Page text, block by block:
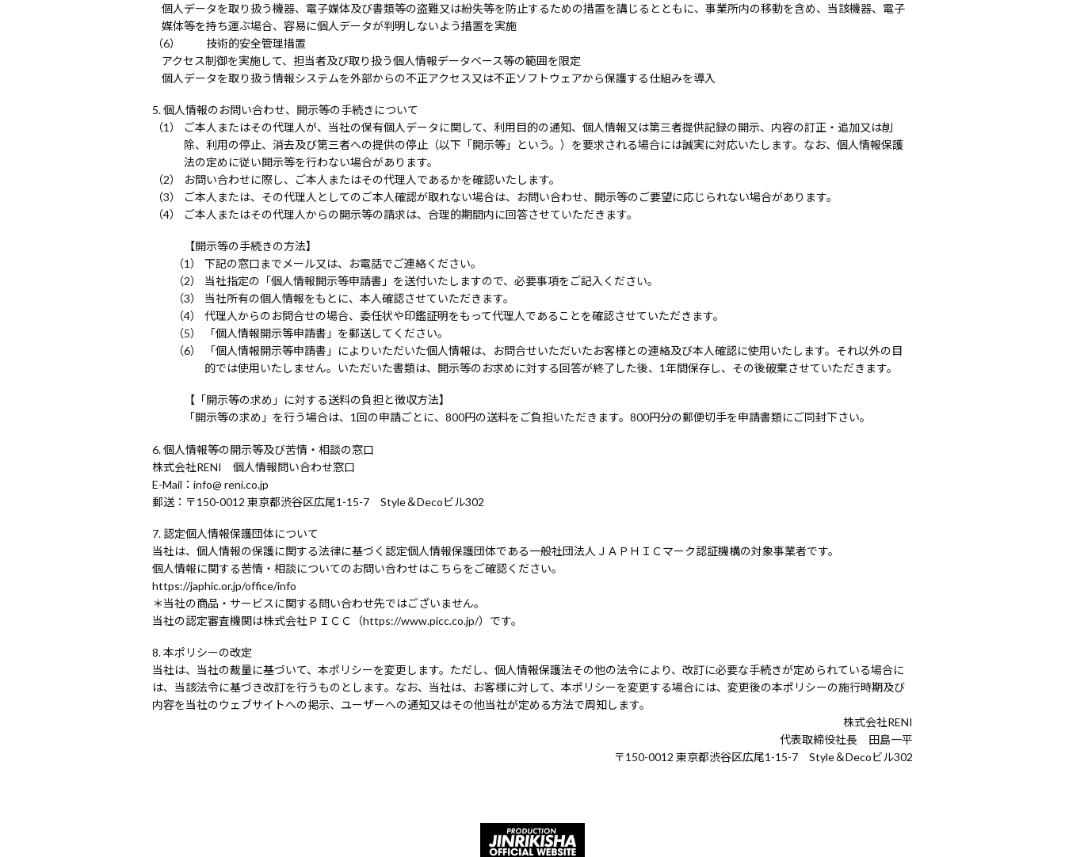
個人データを取り扱う機器、電子媒体及び書類等の盗難又は紛失等を防止するための措置を講じるとともに、事業所内の移動を含め、当該機器、電子
媒体等を持ち運ぶ場合、容易に個人データが判明しないよう措置を実施
技術的安全管理措置
アクセス制御を実施して、担当者及び取り扱う個人情報データベース等の範囲を限定
個人データを取り扱う情報システムを外部からの不正アクセス又は不正ソフトウェアから保護する仕組みを導入
個人情報のお問い合わせ、開示等の手続きについて
ご本人またはその代理人が、当社の保有個人データに関して、利用目的の通知、個人情報又は第三者提供記録の開示、内容の訂正・追加又は削
除、利用の停止、消去及び第三者への提供の停止（以下「開示等」という。）を要求される場合には誠実に対応いたします。なお、個人情報保護
法の定めに従い開示等を行わない場合があります。
お問い合わせに際し、ご本人またはその代理人であるかを確認いたします。
ご本人または、その代理人としてのご本人確認が取れない場合は、お問い合わせ、開示等のご要望に応じられない場合があります。
ご本人またはその代理人からの開示等の請求は、合理的期間内に回答させていただきます。
【開示等の手続きの方法】
下記の窓口までメール又は、お電話でご連絡ください。
当社指定の「個人情報開示等申請書」を送付いたしますので、必要事項をご記入ください。
当社所有の個人情報をもとに、本人確認させていただきます。
代理人からのお問合せの場合、委任状や印鑑証明をもって代理人であることを確認させていただきます。
「個人情報開示等申請書」を郵送してください。
「個人情報開示等申請書」によりいただいた個人情報は、お問合せいただいたお客様との連絡及び本人確認に使用いたします。それ以外の目
的では使用いたしません。いただいた書類は、開示等のお求めに対する回答が終了した後、1年間保存し、その後破棄させていただきます。
【「開示等の求め」に対する送料の負担と徴収方法】
「開示等の求め」を行う場合は、1回の申請ごとに、800円の送料をご負担いただきます。800円分の郵便切手を申請書類にご同封下さい。
個人情報等の開示等及び苦情・相談の窓口
株式会社RENI 個人情報問い合わせ窓口
E-Mail
info@ reni.co.jp
郵送
〒150-0012 東京都渋谷区広尾1-15-7 Style＆Decoビル302
認定個人情報保護団体について
当社は、個人情報の保護に関する法律に基づく認定個人情報保護団体である一般社団法人ＪＡＰＨＩＣマーク認証機構の対象事業者です。
個人情報に関する苦情・相談についてのお問い合わせはこちらをご確認ください。
https://japhic.or.jp/office/info
＊当社の商品・サービスに関する問い合わせ先ではございません。
当社の認定審査機関は株式会社ＰＩＣＣ（https://www.picc.co.jp/）です。
本ポリシーの改定
当社は、当社の裁量に基づいて、本ポリシーを変更します。ただし、個人情報保護法その他の法令により、改訂に必要な手続きが定められている場合に
は、当該法令に基づき改訂を行うものとします。なお、当社は、お客様に対して、本ポリシーを変更する場合には、変更後の本ポリシーの施行時期及び
内容を当社のウェブサイトへの掲示、ユーザーへの通知又はその他当社が定める方法で周知します。
株式会社RENI
代表取締役社長 田島一平
〒150-0012 東京都渋谷区広尾1-15-7 Style＆Decoビル302